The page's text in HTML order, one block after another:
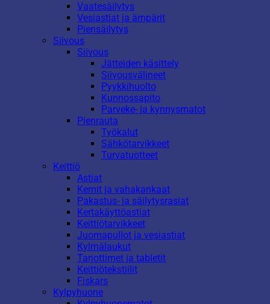
Vaatesäilytys
Vesiastiat ja ämpärit
Piensäilytys
Siivous
Siivous
Jätteiden käsittely
Siivousvälineet
Pyykkihuolto
Kunnossapito
Parveke- ja kynnysmatot
Pienrauta
Työkalut
Sähkötarvikkeet
Turvatuotteet
Keittiö
Astiat
Kernit ja vahakankaat
Pakastus- ja säilytysrasiat
Kertakäyttöastiat
Keittiötarvikkeet
Juomapullot ja vesiastiat
Kylmälaukut
Tarjottimet ja tabletit
Keittiötekstiilit
Fiskars
Kylpyhuone